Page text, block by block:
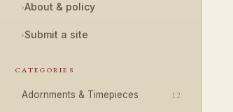
›About & policy
›Submit a site
CATEGORIES
Adornments & Timepieces 12